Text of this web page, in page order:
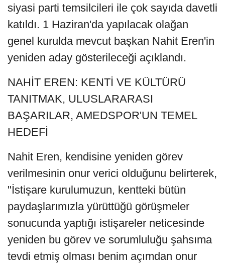
siyasi parti temsilcileri ile çok sayıda davetli
katıldı. 1 Haziran'da yapılacak olağan
genel kurulda mevcut başkan Nahit Eren'in
yeniden aday gösterileceği açıklandı.
NAHİT EREN: KENTİ VE KÜLTÜRÜ
TANITMAK, ULUSLARARASI
BAŞARILAR, AMEDSPOR'UN TEMEL
HEDEFİ
Nahit Eren, kendisine yeniden görev
verilmesinin onur verici olduğunu belirterek,
"İstişare kurulumuzun, kentteki bütün
paydaşlarımızla yürüttüğü görüşmeler
sonucunda yaptığı istişareler neticesinde
yeniden bu görev ve sorumluluğu şahsıma
tevdi etmiş olması benim açımdan onur